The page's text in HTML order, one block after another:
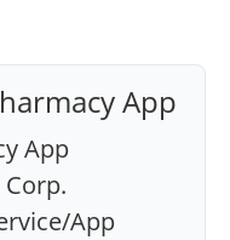
App
App
Corp.
App